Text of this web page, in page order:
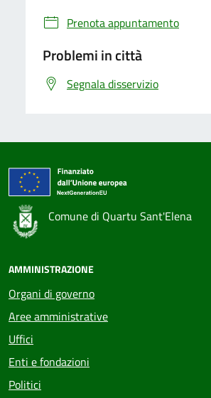
Prenota appuntamento
Problemi in città
Segnala disservizio
Comune di Quartu Sant'Elena
AMMINISTRAZIONE
Organi di governo
Aree amministrative
Uffici
Enti e fondazioni
Politici